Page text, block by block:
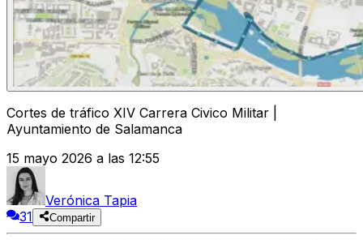
Cortes de tráfico XIV Carrera Civico Militar |
Ayuntamiento de Salamanca
15 mayo 2026 a las 12:55
Verónica Tapia
31
Compartir